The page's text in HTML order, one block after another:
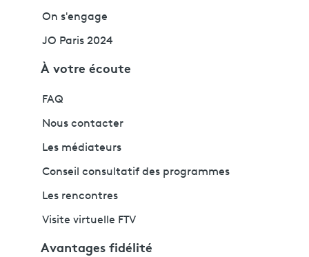
On s'engage
JO Paris 2024
À votre écoute
FAQ
Nous contacter
Les médiateurs
Conseil consultatif des programmes
Les rencontres
Visite virtuelle FTV
Avantages fidélité